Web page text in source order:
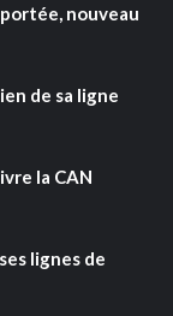
nouveau
de sa ligne
la CAN
lignes de